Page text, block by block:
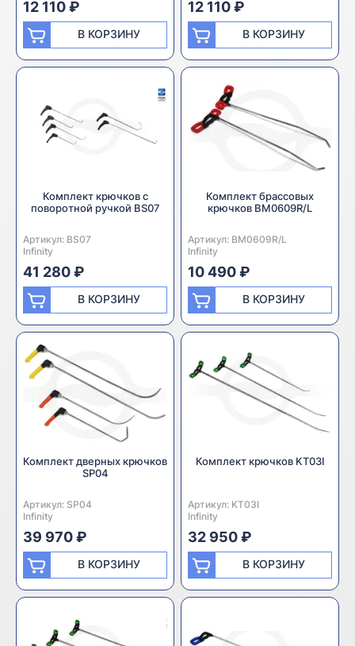
12 110 ₽
В КОРЗИНУ
12 110 ₽
В КОРЗИНУ
Комплект крючков с
поворотной ручкой BS07
Артикул: BS07
Производитель:
Infinity
41 280 ₽
В КОРЗИНУ
Комплект брассовых
крючков BM0609R/L
Артикул: BM0609R/L
Производитель:
Infinity
10 490 ₽
В КОРЗИНУ
Комплект дверных крючков
SP04
Артикул: SP04
Производитель:
Infinity
39 970 ₽
В КОРЗИНУ
Комплект крючков KT03I
Артикул: KT03I
Производитель:
Infinity
32 950 ₽
В КОРЗИНУ